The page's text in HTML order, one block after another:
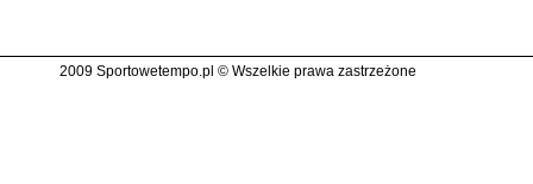
2009 Sportowetempo.pl © Wszelkie prawa zastrzeżone